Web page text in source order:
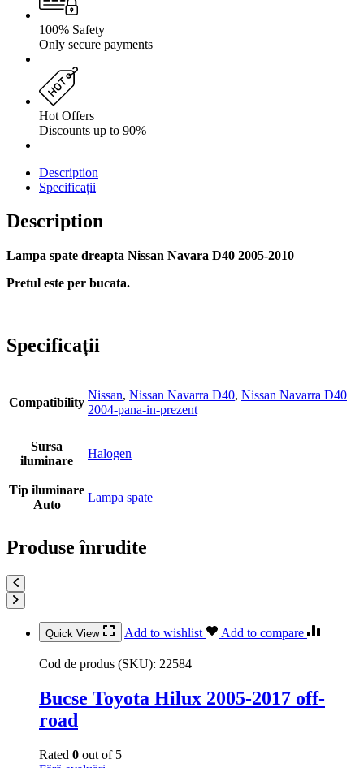
100% Safety
Only secure payments
Hot Offers
Discounts up to 90%
Description
Specificații
Description
Lampa spate dreapta Nissan Navara D40 2005-2010
Pretul este per bucata.
Specificații
Compatibility
Nissan, Nissan Navarra D40, Nissan Navarra D40
2004-pana-in-prezent
Sursa
iluminare
Halogen
Tip iluminare
Auto
Lampa spate
Produse înrudite
Quick View Add to wishlist Add to compare
Cod de produs (SKU): 22584
Bucse Toyota Hilux 2005-2017 off-
road
Rated 0 out of 5